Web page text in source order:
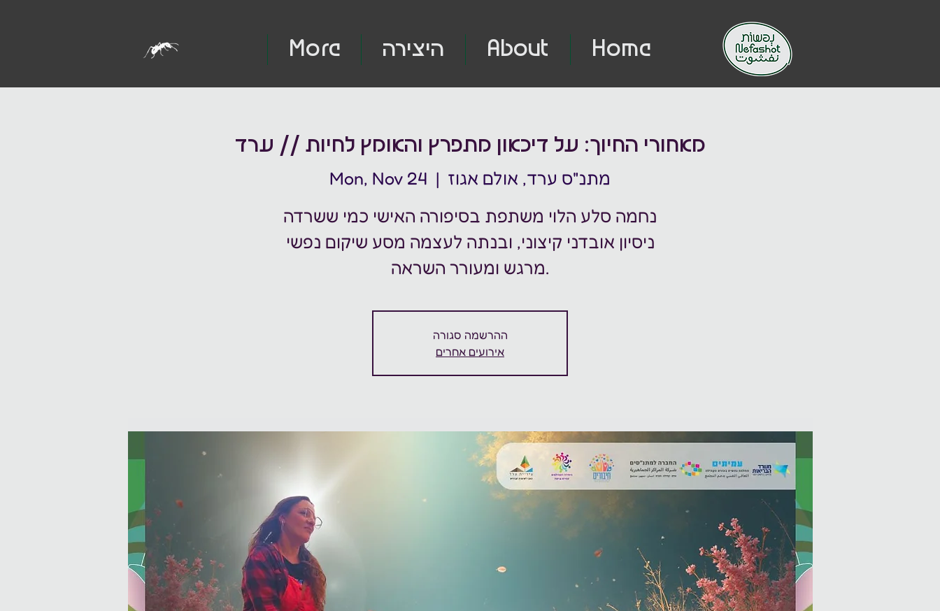
Home
About היצירה More
מאחורי החיוך: על דיכאון מתפרץ והאומץ לחיות // ערד
Mon, Nov 24
  |
מתנ"ס ערד, אולם אגוז
נחמה סלע הלוי משתפת בסיפורה האישי כמי ששרדה
ניסיון אובדני קיצוני, ובנתה לעצמה מסע שיקום נפשי
מרגש ומעורר השראה.
ההרשמה סגורה
אירועים אחרים